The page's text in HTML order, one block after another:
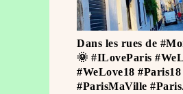
Dans les rues de
🌞 #ILoveParis
#WeLove18
#ParisMaVille